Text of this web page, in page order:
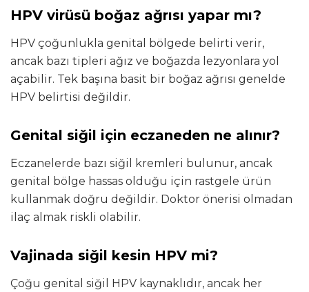
HPV virüsü boğaz ağrısı yapar mı?
HPV çoğunlukla genital bölgede belirti verir,
ancak bazı tipleri ağız ve boğazda lezyonlara yol
açabilir. Tek başına basit bir boğaz ağrısı genelde
HPV belirtisi değildir.
Genital siğil için eczaneden ne alınır?
Eczanelerde bazı siğil kremleri bulunur, ancak
genital bölge hassas olduğu için rastgele ürün
kullanmak doğru değildir. Doktor önerisi olmadan
ilaç almak riskli olabilir.
Vajinada siğil kesin HPV mi?
Çoğu genital siğil HPV kaynaklıdır, ancak her